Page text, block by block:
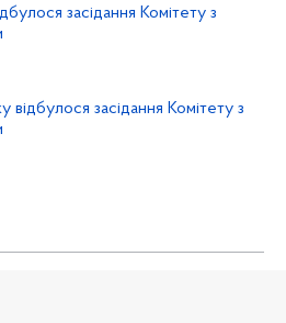
засідання Комітету з
засідання Комітету з